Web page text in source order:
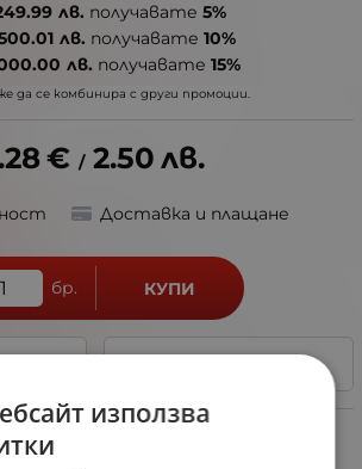
лв. получавате 5%
лв. получавате 10%
лв. получавате 15%
се комбинира с други промоции.
€ / 2.50 лв.
Доставка и плащане
бр. КУПИ
използва